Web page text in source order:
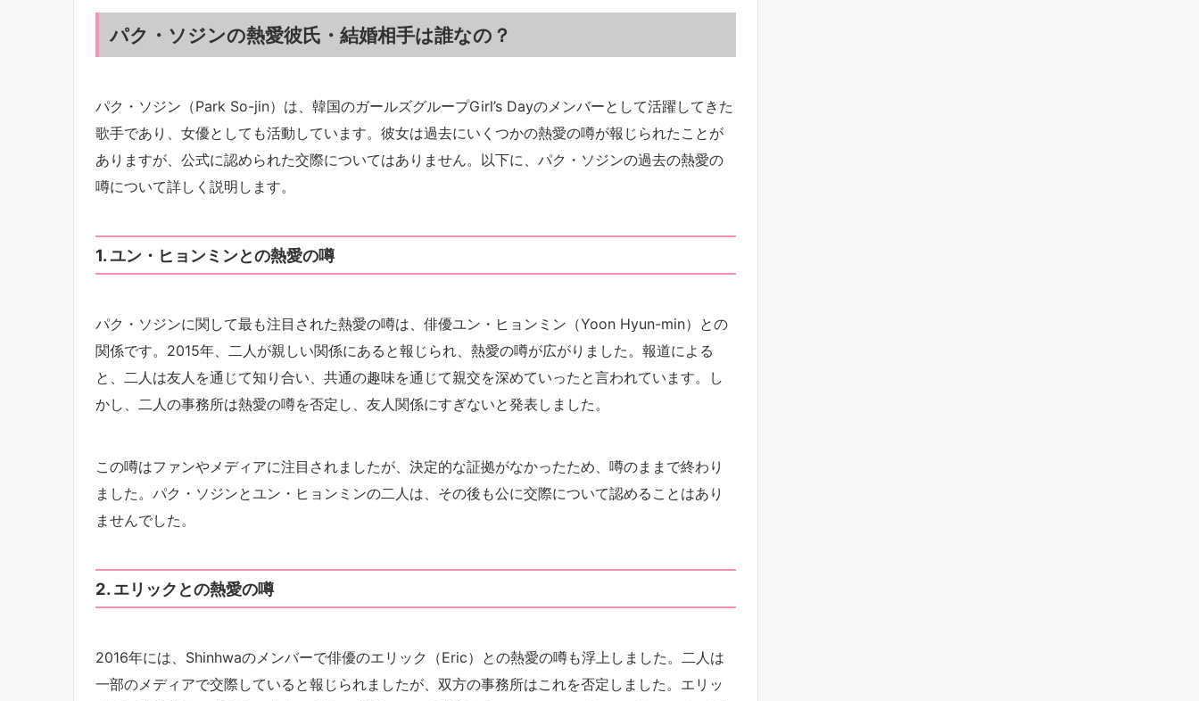
パク・ソジンの熱愛彼氏・結婚相手は誰なの？
パク・ソジン（Park So-jin）は、韓国のガールズグループGirl’s Dayのメンバーとして活躍してきた
歌手であり、女優としても活動しています。彼女は過去にいくつかの熱愛の噂が報じられたことが
ありますが、公式に認められた交際についてはありません。以下に、パク・ソジンの過去の熱愛の
噂について詳しく説明します。
1. ユン・ヒョンミンとの熱愛の噂
パク・ソジンに関して最も注目された熱愛の噂は、俳優ユン・ヒョンミン（Yoon Hyun-min）との
関係です。2015年、二人が親しい関係にあると報じられ、熱愛の噂が広がりました。報道による
と、二人は友人を通じて知り合い、共通の趣味を通じて親交を深めていったと言われています。し
かし、二人の事務所は熱愛の噂を否定し、友人関係にすぎないと発表しました。
この噂はファンやメディアに注目されましたが、決定的な証拠がなかったため、噂のままで終わり
ました。パク・ソジンとユン・ヒョンミンの二人は、その後も公に交際について認めることはあり
ませんでした。
2. エリックとの熱愛の噂
2016年には、Shinhwaのメンバーで俳優のエリック（Eric）との熱愛の噂も浮上しました。二人は
一部のメディアで交際していると報じられましたが、双方の事務所はこれを否定しました。エリッ